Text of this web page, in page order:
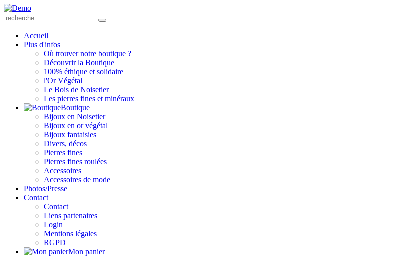
Accueil
Plus d'infos
Où trouver notre boutique ?
Découvrir la Boutique
100% éthique et solidaire
l'Or Végétal
Le Bois de Noisetier
Les pierres fines et minéraux
Boutique
Bijoux en Noisetier
Bijoux en or végétal
Bijoux fantaisies
Divers, décos
Pierres fines
Pierres fines roulées
Accessoires
Accessoires de mode
Photos/Presse
Contact
Contact
Liens partenaires
Login
Mentions légales
RGPD
Mon panier